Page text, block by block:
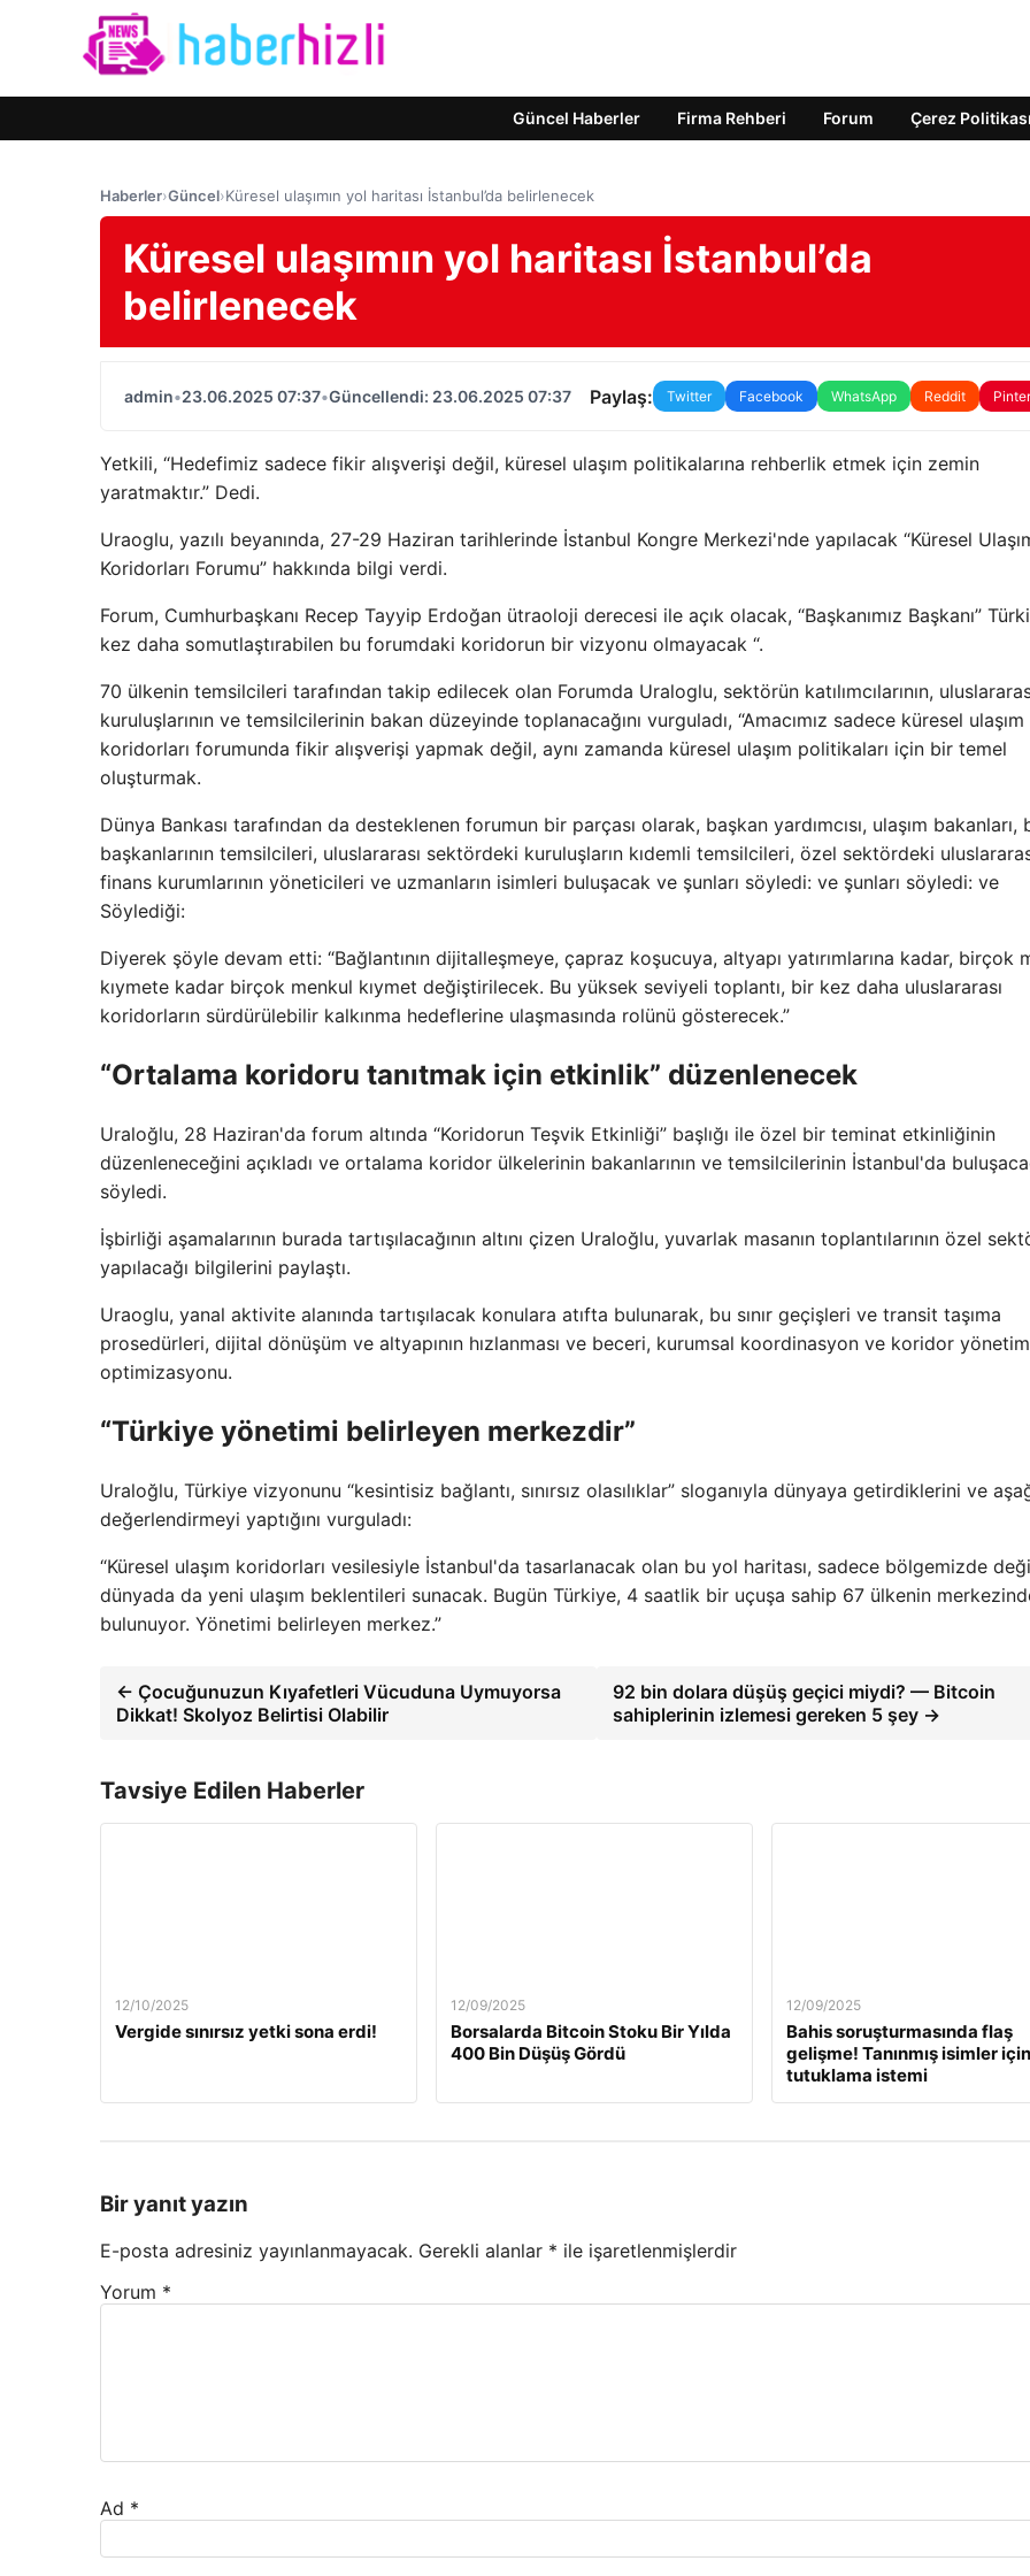
Güncel Haberler Firma Rehberi Forum Çerez Politikası
Haberler›Güncel›Küresel ulaşımın yol haritası İstanbul’da belirlenecek
Küresel ulaşımın yol haritası İstanbul’da
belirlenecek
admin•23.06.2025 07:37•Güncellendi: 23.06.2025 07:37 Paylaş: Twitter Facebook WhatsApp Reddit
Yetkili, “Hedefimiz sadece fikir alışverişi değil, küresel ulaşım politikalarına rehberlik etmek için zemin
yaratmaktır.” Dedi.
Uraoglu, yazılı beyanında, 27-29 Haziran tarihlerinde İstanbul Kongre Merkezi'nde yapılacak “Küresel
Koridorları Forumu” hakkında bilgi verdi.
Forum, Cumhurbaşkanı Recep Tayyip Erdoğan ütraoloji derecesi ile açık olacak, “Başkanımız Başkanı”
kez daha somutlaştırabilen bu forumdaki koridorun bir vizyonu olmayacak “.
70 ülkenin temsilcileri tarafından takip edilecek olan Forumda Uraloglu, sektörün katılımcılarının,
kuruluşlarının ve temsilcilerinin bakan düzeyinde toplanacağını vurguladı, “Amacımız sadece küresel ulaşım
koridorları forumunda fikir alışverişi yapmak değil, aynı zamanda küresel ulaşım politikaları için bir temel
oluşturmak.
Dünya Bankası tarafından da desteklenen forumun bir parçası olarak, başkan yardımcısı, ulaşım bakanları,
başkanlarının temsilcileri, uluslararası sektördeki kuruluşların kıdemli temsilcileri, özel sektördeki
finans kurumlarının yöneticileri ve uzmanların isimleri buluşacak ve şunları söyledi: ve şunları söyledi: ve
Söylediği:
Diyerek şöyle devam etti: “Bağlantının dijitalleşmeye, çapraz koşucuya, altyapı yatırımlarına kadar, birçok
kıymete kadar birçok menkul kıymet değiştirilecek. Bu yüksek seviyeli toplantı, bir kez daha uluslararası
koridorların sürdürülebilir kalkınma hedeflerine ulaşmasında rolünü gösterecek.”
“Ortalama koridoru tanıtmak için etkinlik” düzenlenecek
Uraloğlu, 28 Haziran'da forum altında “Koridorun Teşvik Etkinliği” başlığı ile özel bir teminat etkinliğinin
düzenleneceğini açıkladı ve ortalama koridor ülkelerinin bakanlarının ve temsilcilerinin İstanbul'da
söyledi.
İşbirliği aşamalarının burada tartışılacağının altını çizen Uraloğlu, yuvarlak masanın toplantılarının özel
yapılacağı bilgilerini paylaştı.
Uraoglu, yanal aktivite alanında tartışılacak konulara atıfta bulunarak, bu sınır geçişleri ve transit taşıma
prosedürleri, dijital dönüşüm ve altyapının hızlanması ve beceri, kurumsal koordinasyon ve koridor
optimizasyonu.
“Türkiye yönetimi belirleyen merkezdir”
Uraloğlu, Türkiye vizyonunu “kesintisiz bağlantı, sınırsız olasılıklar” sloganıyla dünyaya getirdiklerini ve
değerlendirmeyi yaptığını vurguladı:
“Küresel ulaşım koridorları vesilesiyle İstanbul'da tasarlanacak olan bu yol haritası, sadece bölgemizde
dünyada da yeni ulaşım beklentileri sunacak. Bugün Türkiye, 4 saatlik bir uçuşa sahip 67 ülkenin
bulunuyor. Yönetimi belirleyen merkez.”
← Çocuğunuzun Kıyafetleri Vücuduna Uymuyorsa
Dikkat! Skolyoz Belirtisi Olabilir
92 bin dolara düşüş geçici miydi? — Bitcoin
sahiplerinin izlemesi gereken 5 şey →
Tavsiye Edilen Haberler
12/10/2025
Vergide sınırsız yetki sona erdi!
12/09/2025
Borsalarda Bitcoin Stoku Bir Yılda
400 Bin Düşüş Gördü
12/09/2025
Bahis soruşturmasında flaş
gelişme! Tanınmış isimler için
tutuklama istemi
Bir yanıt yazın
E-posta adresiniz yayınlanmayacak. Gerekli alanlar * ile işaretlenmişlerdir
Yorum *
Ad *